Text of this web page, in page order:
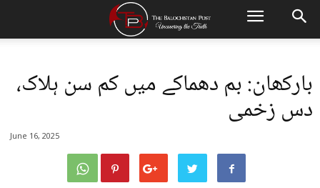
بارکھان: بم دھماکے میں کم سن ہلاک،
دس زخمی
June 16, 2025